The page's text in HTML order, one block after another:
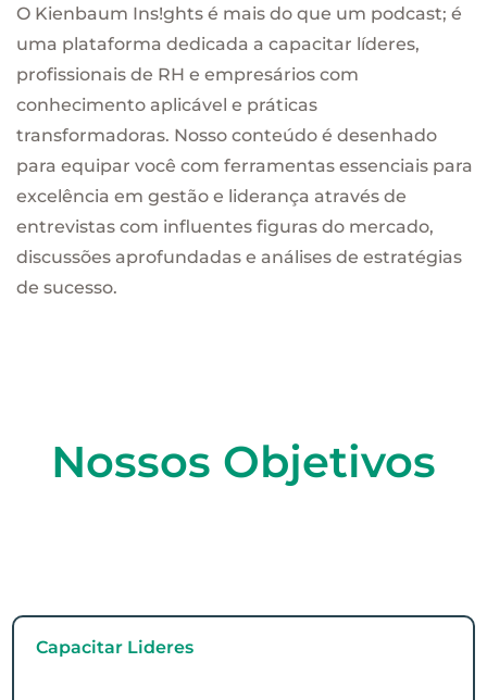
O Kienbaum Ins!ghts é mais do que um podcast; é
uma plataforma dedicada a capacitar líderes,
profissionais de RH e empresários com
conhecimento aplicável e práticas
transformadoras. Nosso conteúdo é desenhado
para equipar você com ferramentas essenciais para
excelência em gestão e liderança através de
entrevistas com influentes figuras do mercado,
discussões aprofundadas e análises de estratégias
de sucesso.
Nossos Objetivos
Capacitar Lideres